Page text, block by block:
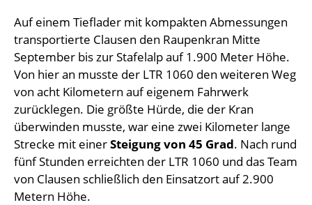
Auf einem Tieflader mit kompakten Abmessungen
transportierte Clausen den Raupenkran Mitte
September bis zur Stafelalp auf 1.900 Meter Höhe.
Von hier an musste der LTR 1060 den weiteren Weg
von acht Kilometern auf eigenem Fahrwerk
zurücklegen. Die größte Hürde, die der Kran
überwinden musste, war eine zwei Kilometer lange
Strecke mit einerSteigung von 45 Grad. Nach rund
fünf Stunden erreichten der LTR 1060 und das Team
von Clausen schließlich den Einsatzort auf 2.900
Metern Höhe.